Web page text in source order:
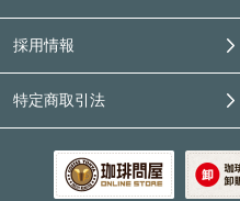
採用情報
特定商取引法